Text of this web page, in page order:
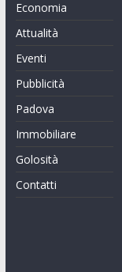
Economia
Attualità
Eventi
Pubblicità
Padova
Immobiliare
Golosità
Contatti